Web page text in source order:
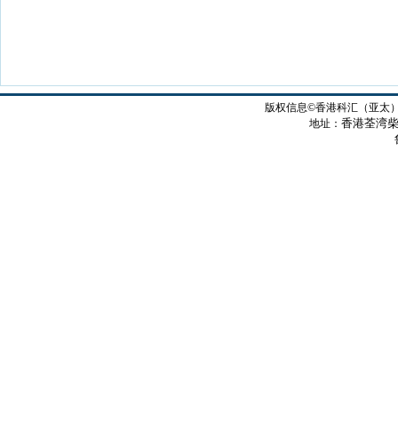
版权信息©香港科汇（亚太
地址： 香港荃湾